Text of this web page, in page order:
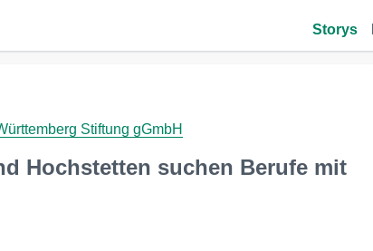
Storys
Stiftung gGmbH
Hochstetten suchen Berufe mit